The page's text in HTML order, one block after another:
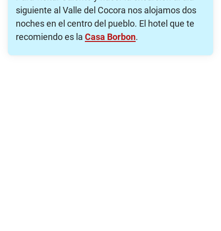
siguiente al Valle del Cocora nos alojamos dos
noches en el centro del pueblo. El hotel que te
recomiendo es la Casa Borbon.